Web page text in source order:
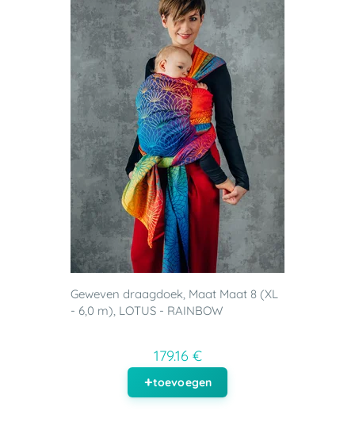
Geweven draagdoek, Maat Maat 8 (XL
- 6,0 m), LOTUS - RAINBOW
179.16 €
toevoegen